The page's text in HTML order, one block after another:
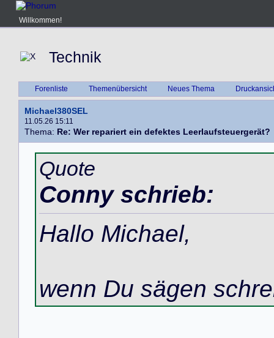
Willkommen!
Technik
Forenliste Themenübersicht Neues Thema
Michael380SEL
11.05.26 15:11
Thema: Re: Wer repariert ein defektes Leerlaufsteuergerät?
Quote
Conny schrieb:
Hallo Michael,
wenn Du sägen